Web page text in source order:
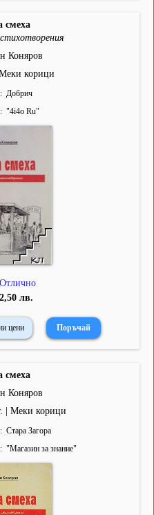
смеха
Коняров
корици
Добрич
"4i4o Ru"
Отлично
лв.
цени
смеха
Коняров
| Меки корици
Стара Загора
"Магазин за знание"